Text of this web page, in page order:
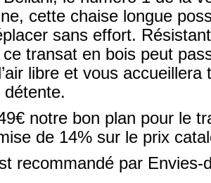
cette chaise longue
sans effort.
transat en bois peut
libre et vous accueillera
notre bon plan pour le
de 14% sur le prix
recommandé par Envies-